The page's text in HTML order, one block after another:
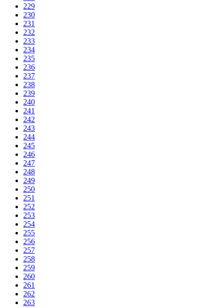
229
230
231
232
233
234
235
236
237
238
239
240
241
242
243
244
245
246
247
248
249
250
251
252
253
254
255
256
257
258
259
260
261
262
263